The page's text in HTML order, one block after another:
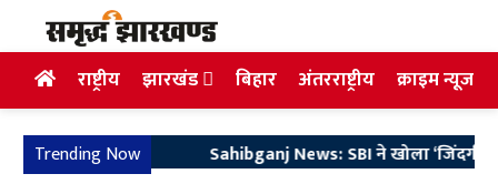
राष्ट्रीय झारखंड बिहार अंतरराष्ट्रीय क्राइम न्यूज
Trending Now
Sahibganj News: SBI ने खोला ‘जिंदगी का